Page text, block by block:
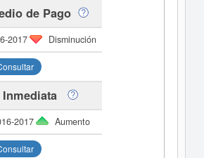
de Pago
Disminución
Aumento